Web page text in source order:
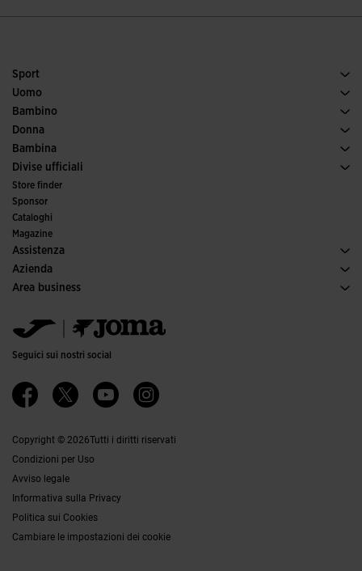
Sport
Tennis
Calcio
Running
Trail running
Uomo
Scarpe uomo
Sport
Bambino
Vedi tutto abbigliamento bambino
Donna
Abbigliamento donna
Sport
Bambina
Vedi tutto abbigliamento bambina
Divise ufficiali
Calcio
Calcio a 5
Comitati e federazioni
Edizioni speciali
Store finder
Sponsor
Cataloghi
Magazine
Assistenza
Condizioni per gli acquisti
Trasporti e consegna
FAQs
Azienda
Storia
Canale etico
Responsabilità aziendale
Lavora con noi
Canale Etico
Area business
Jomanet
Area Marketing
Contatti
Seguici sui nostri social
Copyright © 2026Tutti i diritti riservati
Condizioni per Uso
Avviso legale
Informativa sulla Privacy
Politica sui Cookies
Cambiare le impostazioni dei cookie